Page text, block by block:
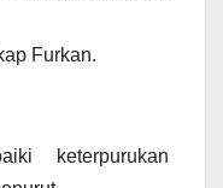
Furkan.
keterpurukan